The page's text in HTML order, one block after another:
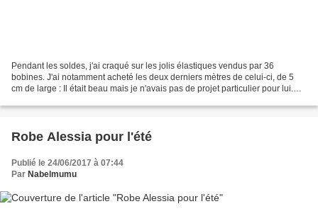
Pendant les soldes, j'ai craqué sur les jolis élastiques vendus par 36
bobines. J'ai notamment acheté les deux derniers mètres de celui-ci, de 5
cm de large : Il était beau mais je n'avais pas de projet particulier pour lui.
Robe Alessia pour l'été
Publié le 24/06/2017 à 07:44
Par Nabelmumu